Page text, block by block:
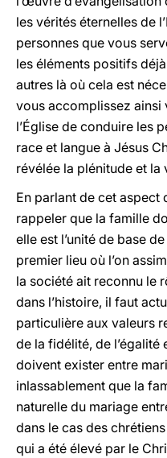
les vérités éternelles de
personnes que vous
les éléments positifs
autres là où cela est
vous accomplissez ainsi
l’Église de conduire les
race et langue à Jésus
révélée la plénitude et la
En parlant de cet aspect
rappeler que la famille
elle est l’unité de base
premier lieu où l’on
la société ait reconnu le
dans l’histoire, il faut
particulière aux valeurs
de la fidélité, de
doivent exister entre
inlassablement que la
naturelle du mariage
dans le cas des
qui a été élevé par le